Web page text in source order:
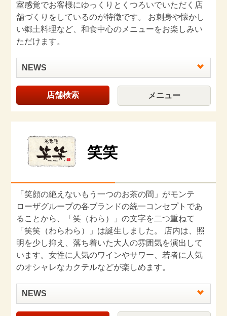
室感覚でお客様にゆっくりとくつろいでいただく店
舗づくりをしているのが特徴です。 お刺身や懐かし
い郷土料理など、和食中心のメニューをお楽しみい
ただけます。
NEWS
店舗検索 メニュー
笑笑
「笑顔の絶えないもう一つのお茶の間」がモンテ
ローザグループの各ブランドの統一コンセプトであ
ることから、「笑（わら）」の文字を二つ重ねて
「笑笑（わらわら）」は誕生しました。 店内は、照
明を少し抑え、落ち着いた大人の雰囲気を演出して
います。女性に人気のワインやサワー、若者に人気
のオシャレなカクテルなどが楽しめます。
NEWS